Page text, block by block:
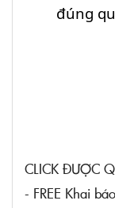
đúng
CLICK ĐƯỢC
- FREE Khai